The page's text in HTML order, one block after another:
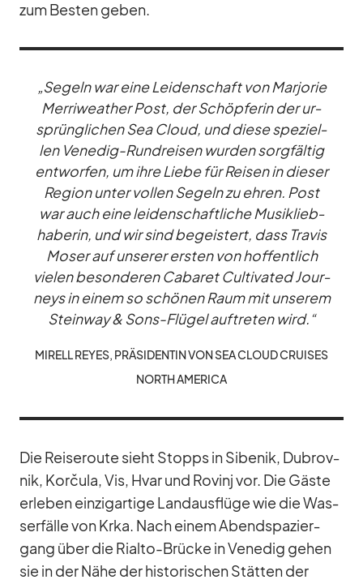
zum Bes­ten ge­ben.
„Se­geln war eine Lei­den­schaft von Mar­jo­rie
Mer­ri­wea­ther Post, der Schöp­fe­rin der ur­
sprüng­li­chen Sea Cloud, und diese spe­zi­el­
len Ve­ne­dig-Rund­rei­sen wur­den sorg­fäl­tig
ent­wor­fen, um ihre Liebe für Rei­sen in die­ser
Re­gion un­ter vol­len Se­geln zu eh­ren. Post
war auch eine lei­den­schaft­li­che Mu­sik­lieb­
ha­be­rin, und wir sind be­geis­tert, dass Tra­vis
Mo­ser auf un­se­rer ers­ten von hof­fent­lich
vie­len be­son­de­ren Ca­ba­ret Cul­ti­va­ted Jour­
neys in ei­nem so schö­nen Raum mit un­se­rem
Stein­way & Sons-Flü­gel auf­tre­ten wird.“
MI­RELL REYES, PRÄ­SI­DEN­TIN VON SEA CLOUD CRUI­SES
NORTH AME­RICA
Die Rei­se­route sieht Stopps in Si­benik, Du­brov­
nik, Korčula, Vis, Hvar und Ro­vinj vor. Die Gäste
er­le­ben ein­zig­ar­tige Land­aus­flüge wie die Was­
ser­fälle von Krka. Nach ei­nem Abend­spa­zier­
gang über die Ri­alto-Brü­cke in Ve­ne­dig ge­hen
sie in der Nähe der his­to­ri­schen Stät­ten der